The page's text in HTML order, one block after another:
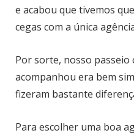
e acabou que tivemos
cegas com a única
Por sorte, nosso passeio
acompanhou era bem
fizeram bastante
Para escolher uma boa